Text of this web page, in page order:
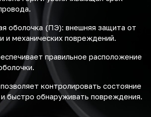
оболочка (ПЭ): внешняя защита от
и механических повреждений.
правильное расположение
контролировать состояние
быстро обнаруживать повреждения.